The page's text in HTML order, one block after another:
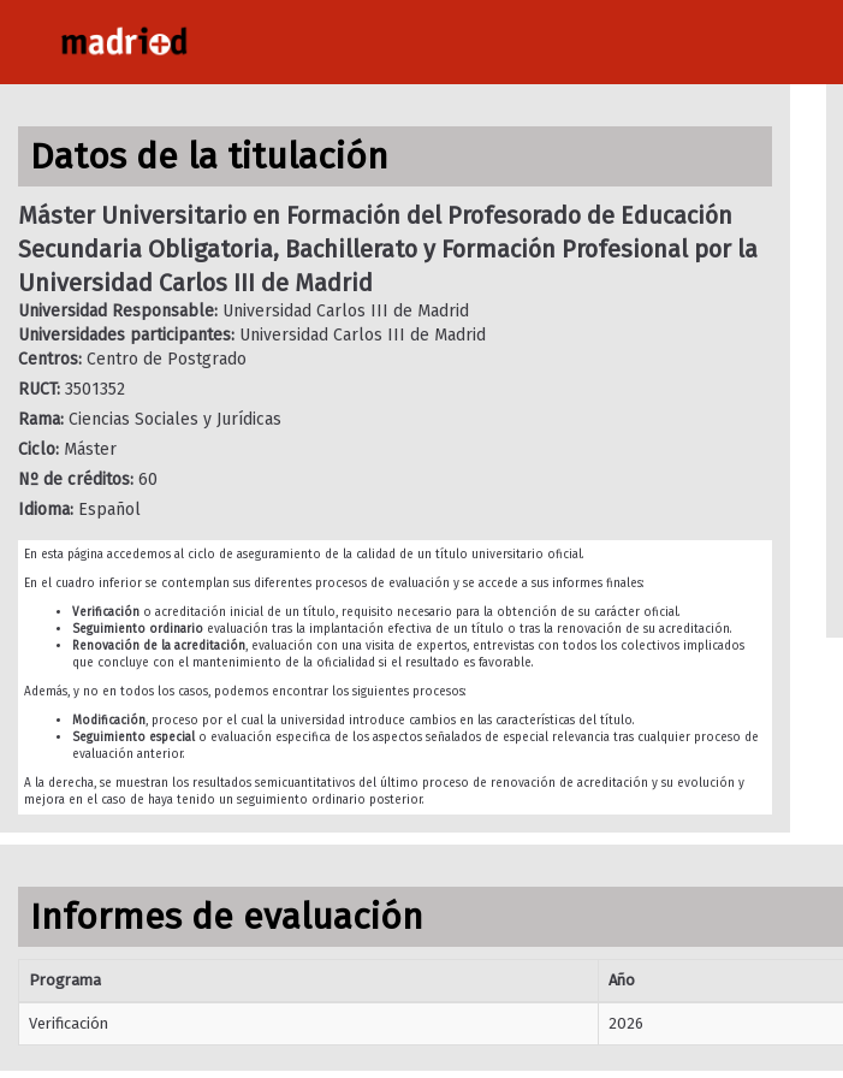
contenido
principal
Datos de la titulación
Máster Universitario en Formación del Profesorado de Educación
Secundaria Obligatoria, Bachillerato y Formación Profesional por la
Universidad Carlos III de Madrid
Universidad Responsable: Universidad Carlos III de Madrid
Universidades participantes: Universidad Carlos III de Madrid
Centros: Centro de Postgrado
RUCT: 3501352
Rama: Ciencias Sociales y Jurídicas
Ciclo: Máster
Nº de créditos: 60
Idioma: Español
En esta página accedemos al ciclo de aseguramiento de la calidad de un título universitario oficial.
En el cuadro inferior se contemplan sus diferentes procesos de evaluación y se accede a sus informes finales:
Verificación o acreditación inicial de un título, requisito necesario para la obtención de su carácter oficial.
Seguimiento ordinario evaluación tras la implantación efectiva de un título o tras la renovación de su acreditación.
Renovación de la acreditación, evaluación con una visita de expertos, entrevistas con todos los colectivos implicados
que concluye con el mantenimiento de la oficialidad si el resultado es favorable.
Además, y no en todos los casos, podemos encontrar los siguientes procesos:
Modificación, proceso por el cual la universidad introduce cambios en las características del título.
Seguimiento especialo evaluación especifica de los aspectos señalados de especial relevancia tras cualquier proceso de
evaluación anterior.
A la derecha, se muestran los resultados semicuantitativos del último proceso de renovación de acreditación y su evolución y
mejora en el caso de haya tenido un seguimiento ordinario posterior.
Informes de evaluación
Programa Año
Verificación 2026